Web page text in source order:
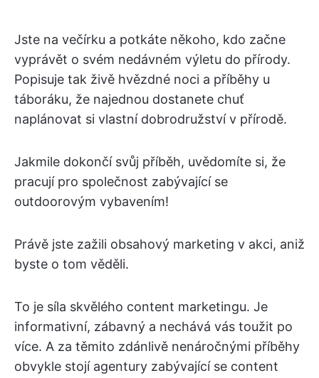
Jste na večírku a potkáte někoho, kdo začne
vyprávět o svém nedávném výletu do přírody.
Popisuje tak živě hvězdné noci a příběhy u
táboráku, že najednou dostanete chuť
naplánovat si vlastní dobrodružství v přírodě.
Jakmile dokončí svůj příběh, uvědomíte si, že
pracují pro společnost zabývající se
outdoorovým vybavením!
Právě jste zažili obsahový marketing v akci, aniž
byste o tom věděli.
To je síla skvělého content marketingu. Je
informativní, zábavný a nechává vás toužit po
více. A za těmito zdánlivě nenáročnými příběhy
obvykle stojí agentury zabývající se content